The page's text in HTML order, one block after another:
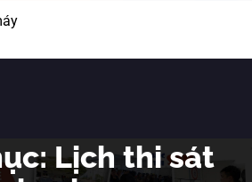
Lịch thi sát